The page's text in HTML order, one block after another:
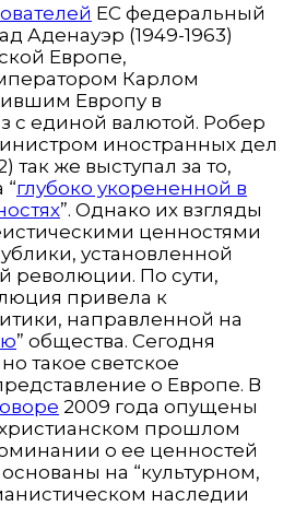
ЕС федеральный
Аденауэр (1949-1963)
Европе,
Карлом
Европу в
с единой валютой. Робер
иностранных дел
так же выступал за то,
“глубоко укорененной в
”. Однако их взгляды
ценностями
установленной
революции. По сути,
привела к
направленной на
” общества. Сегодня
такое светское
о Европе. В
2009 года опущены
прошлом
о ее ценностей
на “культурном,
наследии